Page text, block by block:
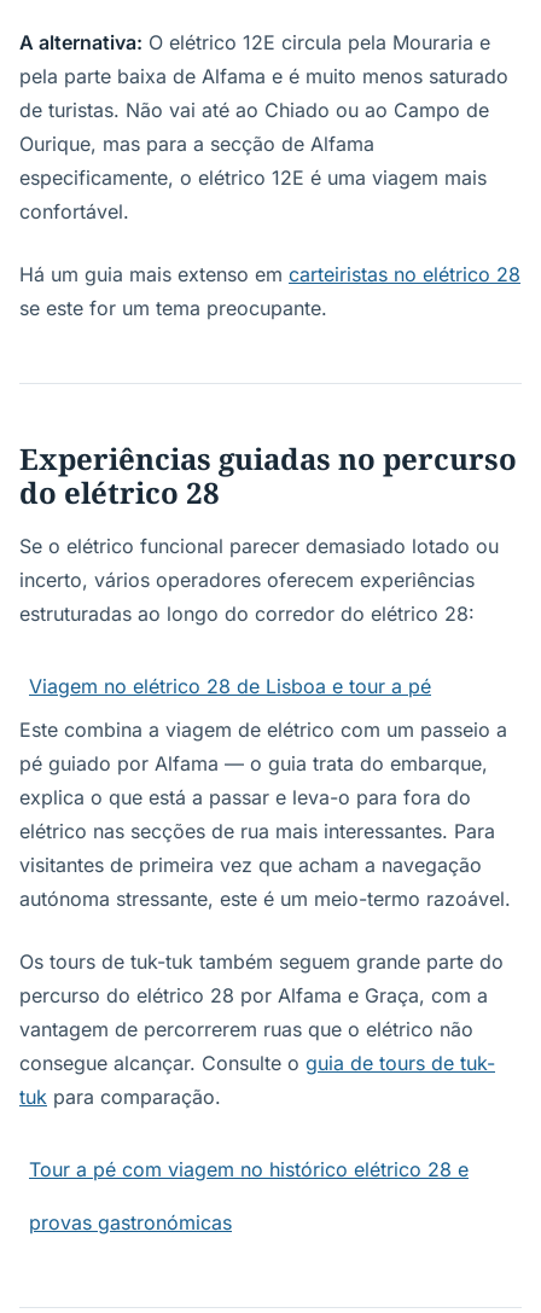
A alternativa: O elétrico 12E circula pela Mouraria e
pela parte baixa de Alfama e é muito menos saturado
de turistas. Não vai até ao Chiado ou ao Campo de
Ourique, mas para a secção de Alfama
especificamente, o elétrico 12E é uma viagem mais
confortável.
Há um guia mais extenso em carteiristas no elétrico 28
se este for um tema preocupante.
Experiências guiadas no percurso
do elétrico 28
Se o elétrico funcional parecer demasiado lotado ou
incerto, vários operadores oferecem experiências
estruturadas ao longo do corredor do elétrico 28:
Viagem no elétrico 28 de Lisboa e tour a pé
Este combina a viagem de elétrico com um passeio a
pé guiado por Alfama — o guia trata do embarque,
explica o que está a passar e leva-o para fora do
elétrico nas secções de rua mais interessantes. Para
visitantes de primeira vez que acham a navegação
autónoma stressante, este é um meio-termo razoável.
Os tours de tuk-tuk também seguem grande parte do
percurso do elétrico 28 por Alfama e Graça, com a
vantagem de percorrerem ruas que o elétrico não
consegue alcançar. Consulte o guia de tours de tuk-
tuk para comparação.
Tour a pé com viagem no histórico elétrico 28 e
provas gastronómicas